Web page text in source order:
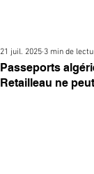
Passeports
Retailleau ne
21 juil. 2025 3 min de